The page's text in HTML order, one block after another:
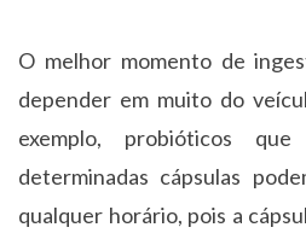
O melhor momento de
depender em muito do
exemplo, probióticos
determinadas cápsulas
qualquer horário, pois a